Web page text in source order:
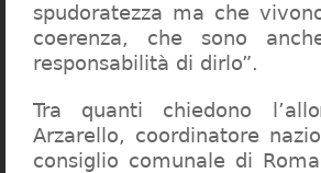
spudoratezza ma che
coerenza, che sono
responsabilità di dirlo”.
Tra quanti chiedono
Arzarello, coordinatore
consiglio comunale di